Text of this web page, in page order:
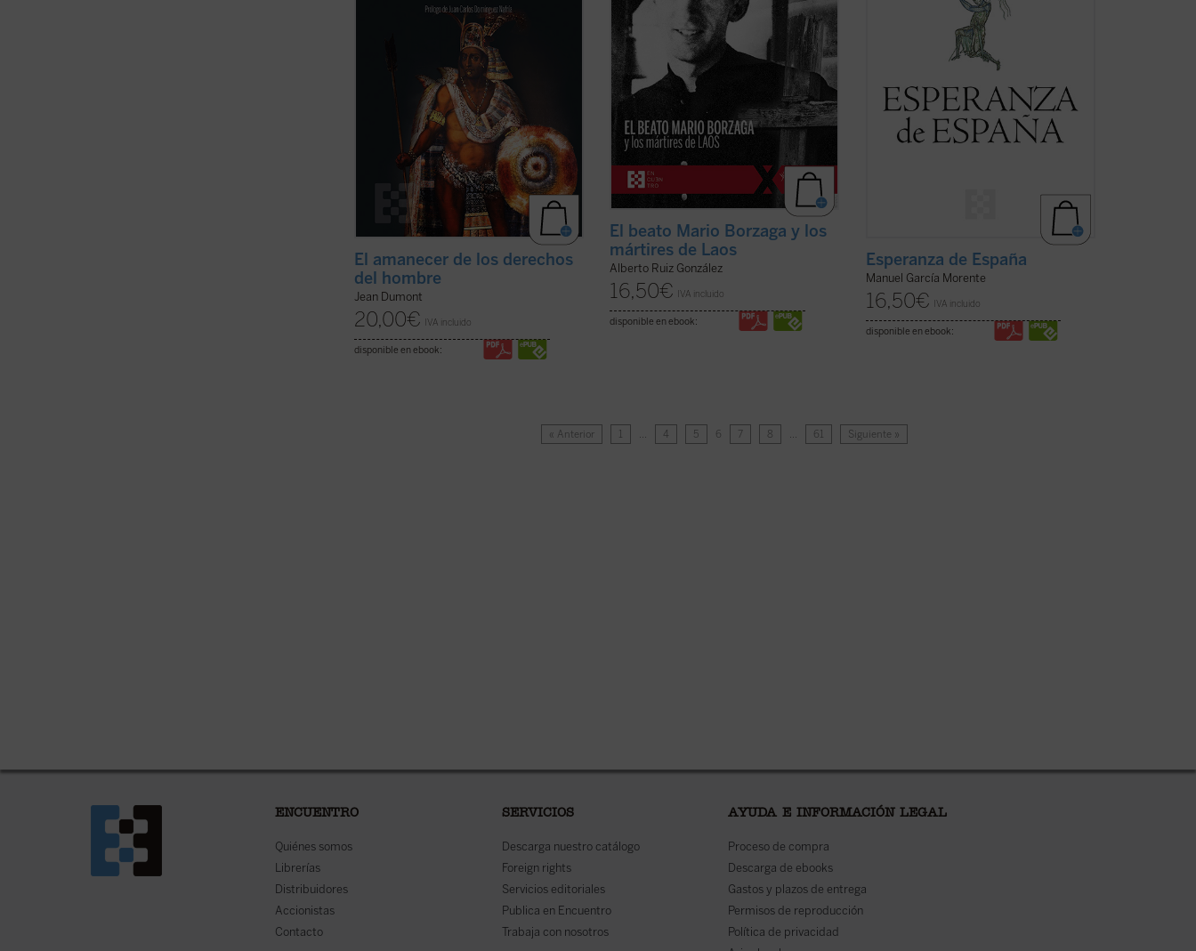
(ver ficha)
El amanecer de los derechos
del hombre
Jean Dumont
20,00€ IVA incluido
disponible en ebook:
ilumina la ...
(ver ficha)
El beato Mario Borzaga y los
mártires de Laos
Alberto Ruiz González
16,50€ IVA incluido
disponible en ebook:
Esperanza de España
Manuel García Morente
16,50€ IVA incluido
disponible en ebook:
« Anterior 1 4 5 6 7 8 61 Siguiente »
ENCUENTRO
Quiénes somos
Librerías
Distribuidores
Accionistas
Contacto
SERVICIOS
Descarga nuestro catálogo
Foreign rights
Servicios editoriales
Publica en Encuentro
Trabaja con nosotros
AYUDA E INFORMACIÓN LEGAL
Proceso de compra
Descarga de ebooks
Gastos y plazos de entrega
Permisos de reproducción
Política de privacidad